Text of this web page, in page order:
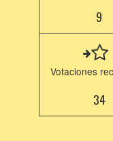
9
Votaciones
34